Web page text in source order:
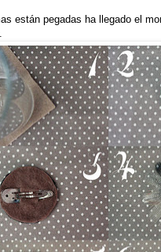
están pegadas ha llegado el
.